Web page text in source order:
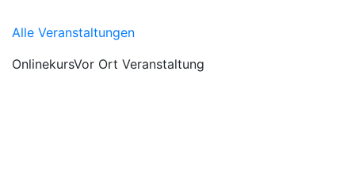
Alle Veranstaltungen
OnlinekursVor Ort Veranstaltung